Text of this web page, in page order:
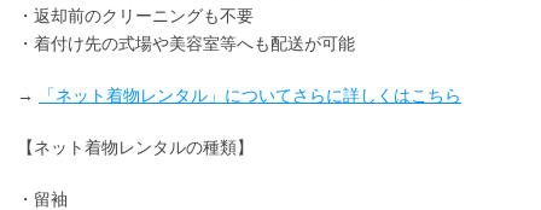
・返却前のクリーニングも不要
・着付け先の式場や美容室等へも配送が可能
→ 「ネット着物レンタル」についてさらに詳しくはこちら
【ネット着物レンタルの種類】
・留袖